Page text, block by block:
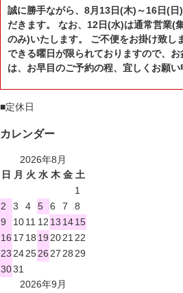
誠に勝手ながら、8月13日(木)～16日(
だきます。 なお、12日(水)は通常営業(
のみ)いたします。 ご不便をお掛け致し
できる曜日が限られておりますので、
は、お早目のご予約の程、宜しくお願い
■定休日
カレンダー
2026年8月
日 月 火 水 木 金 土
1
2
3 4 5 6 7
8
9
1011 12 13 1415
16 17 18 19202122
23242526272829
3031
2026年9月